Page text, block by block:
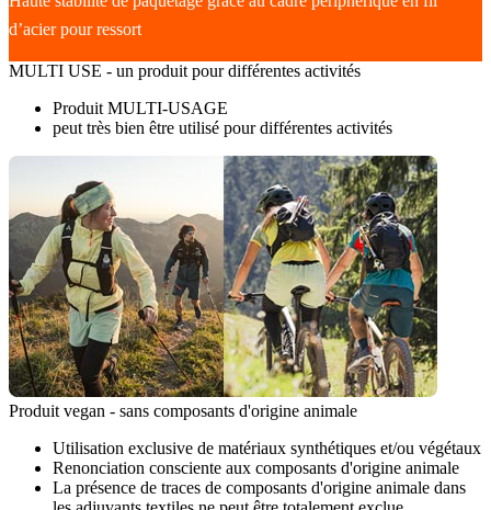
d’acier pour ressort
MULTI USE - un produit pour différentes activités
Produit MULTI-USAGE
peut très bien être utilisé pour différentes activités
Produit vegan - sans composants d'origine animale
Utilisation exclusive de matériaux synthétiques et/ou végétaux
Renonciation consciente aux composants d'origine animale
La présence de traces de composants d'origine animale dans